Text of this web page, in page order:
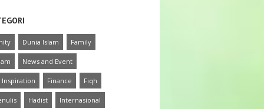
Dunia Islam Family
News and Event
Inspiration Finance Fiqh
Hadist Internasional